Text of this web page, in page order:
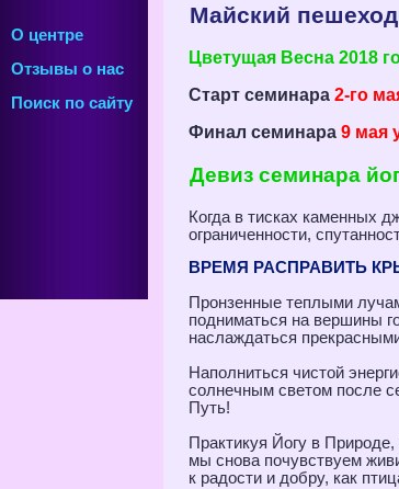
О центре
Отзывы о нас
Поиск по сайту
Майский
Цветущая Весна 2018
Старт семинара 2-го
Финал семинара 9 мая
Девиз семинара
Когда в тисках каменных
ограниченности,
ВРЕМЯ РАСПРАВИТЬ
Пронзенные теплыми
подниматься на вершины
наслаждаться
Наполниться чистой
солнечным светом после
Путь!
Практикуя Йогу в
мы снова почувствуем
к радости и добру, как